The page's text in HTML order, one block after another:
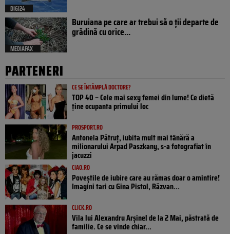
DIGI24
MEDIAFAX
Buruiana pe care ar trebui să o ții departe de
grădină cu orice...
PARTENERI
CE SE ÎNTÂMPLĂ DOCTORE?
TOP 40 – Cele mai sexy femei din lume! Ce dietă
ține ocupanta primului loc
PROSPORT.RO
Antonela Pătruț, iubita mult mai tânără a
milionarului Arpad Paszkany, s-a fotografiat în
jacuzzi
CIAO.RO
Poveştile de iubire care au rămas doar o amintire!
Imagini tari cu Gina Pistol, Răzvan...
CLICK.RO
Vila lui Alexandru Arșinel de la 2 Mai, păstrată de
familie. Ce se vinde chiar...